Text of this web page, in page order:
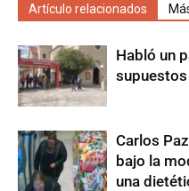
Artículo relacionados
Habló un
Carlos
bajo la
una